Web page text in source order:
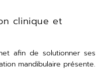
clinique et
afin de solutionner ses
mandibulaire présente.